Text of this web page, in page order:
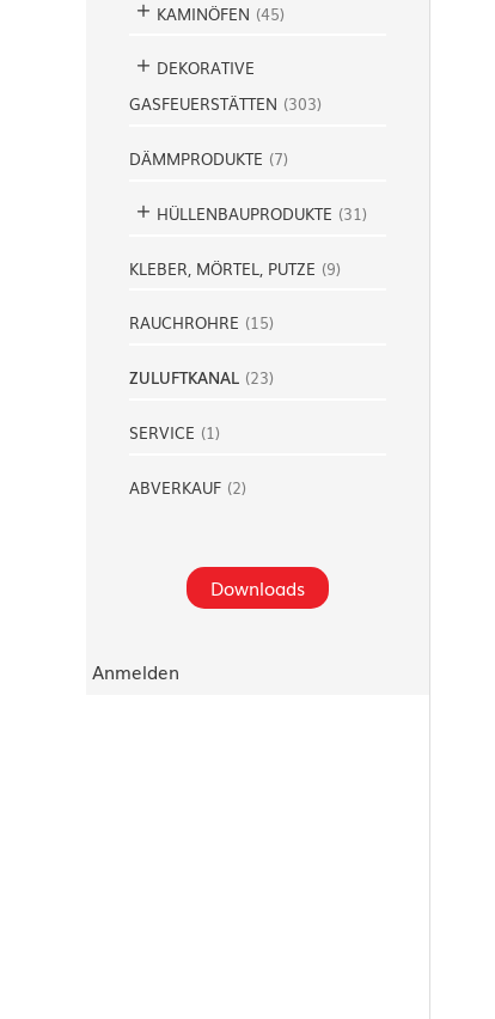
KAMINÖFEN (45)
DEKORATIVE
GASFEUERSTÄTTEN (303)
DÄMMPRODUKTE (7)
HÜLLENBAUPRODUKTE (31)
KLEBER, MÖRTEL, PUTZE (9)
RAUCHROHRE (15)
ZULUFTKANAL (23)
SERVICE (1)
ABVERKAUF (2)
Downloads
Anmelden